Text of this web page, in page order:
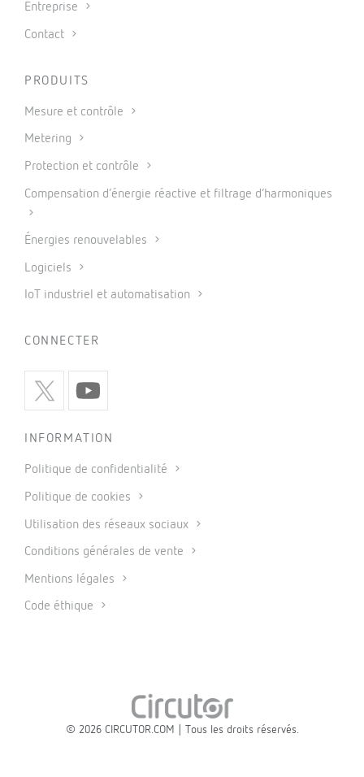
Entreprise
Contact
PRODUITS
Mesure et contrôle
Metering
Protection et contrôle
Compensation d’énergie réactive et filtrage d’harmoniques
Énergies renouvelables
Logiciels
IoT industriel et automatisation
CONNECTER
INFORMATION
Politique de confidentialité
Politique de cookies
Utilisation des réseaux sociaux
Conditions générales de vente
Mentions légales
Code éthique
© 2026 CIRCUTOR.COM | Tous les droits réservés.